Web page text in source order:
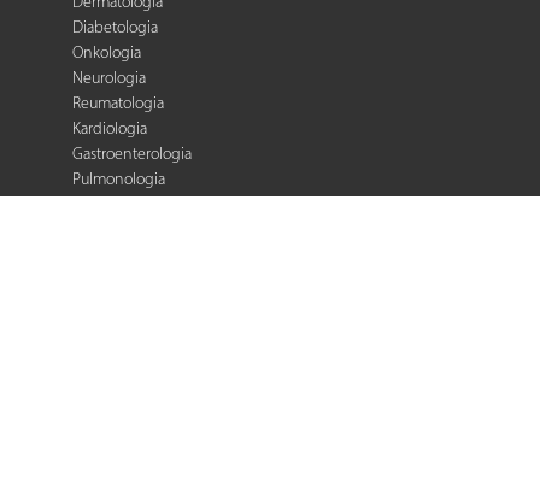
Diabetologia
Onkologia
Neurologia
Reumatologia
Kardiologia
Gastroenterologia
Pulmonologia